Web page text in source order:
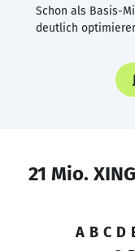
Schon als Basis-
deutlich
21 Mio.
A B C D